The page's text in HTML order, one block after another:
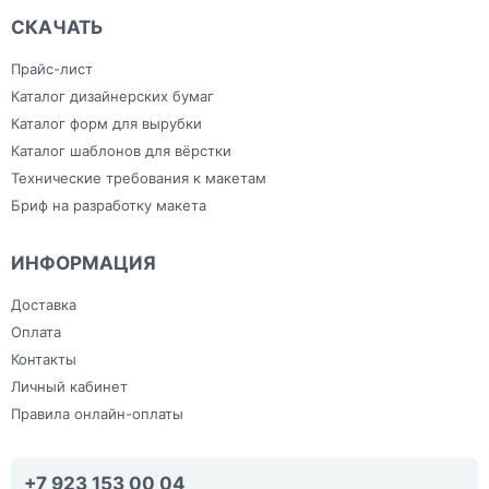
СКАЧАТЬ
Прайс-лист
Каталог дизайнерских бумаг
Каталог форм для вырубки
Каталог шаблонов для вёрстки
Технические требования к макетам
Бриф на разработку макета
ИНФОРМАЦИЯ
Доставка
Оплата
Контакты
Личный кабинет
Правила онлайн-оплаты
+7 923 153 00 04